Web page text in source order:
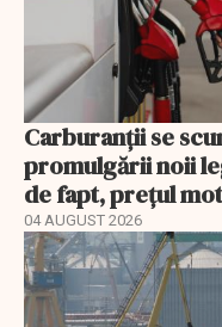
Carburanții se
promulgării noii
de fapt, prețul
04 AUGUST 2026